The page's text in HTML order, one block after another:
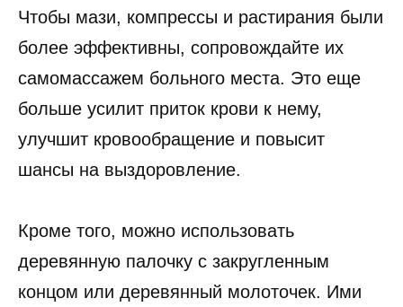
Чтобы мази, компрессы и растирания были
более эффективны, сопровождайте их
самомассажем больного места. Это еще
больше усилит приток крови к нему,
улучшит кровообращение и повысит
шансы на выздоровление.
Кроме того, можно использовать
деревянную палочку с закругленным
концом или деревянный молоточек. Ими